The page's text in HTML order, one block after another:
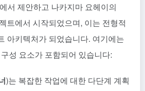
에서 제안하고 나카지마 요헤이의
트에서 시작되었으며, 이는 전형적
아키텍처가 되었습니다. 여기에는
성 요소가 포함되어 있습니다:
)는 복잡한 작업에 대한 다단계 계획